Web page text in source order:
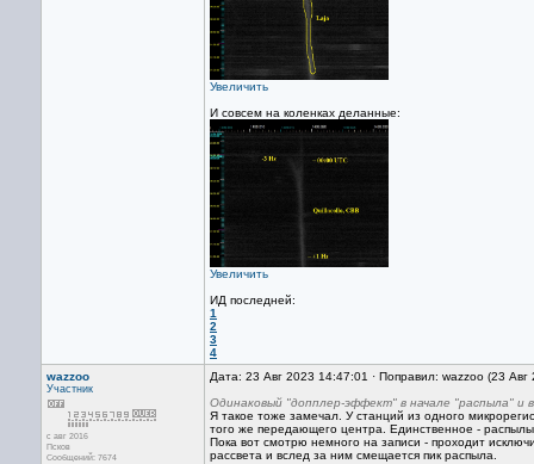
Увеличить
И совсем на коленках деланные:
Увеличить
ИД последней:
1
2
3
4
wazzoo
Участник
с авг 2016
Псков
Сообщений: 7674
Дата: 23 Авг 2023 14:47:01 · Поправил: wazzoo (23
Одинаковый "допплер-эффект" в начале "распыла" и
Я такое тоже замечал. У станций из одного
того же передающего центра. Единственное -
Пока вот смотрю немного на записи - проходит
рассвета и вслед за ним смещается пик распыла.